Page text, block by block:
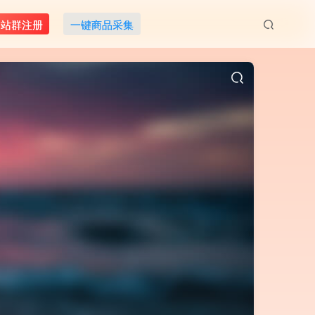
群注册 一键商品采集